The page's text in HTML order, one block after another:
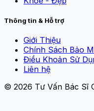
Thông tin & Hỗ trợ
Giới Thiệu
Chính Sách Bảo
Điều Khoản Sử
Liên hệ
© 2026 Tư Vấn Bác Sĩ